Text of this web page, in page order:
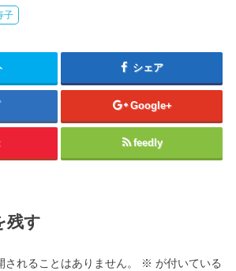
子
シェア
Google+
feedly
残す
されることはありません。 ※ が付いている